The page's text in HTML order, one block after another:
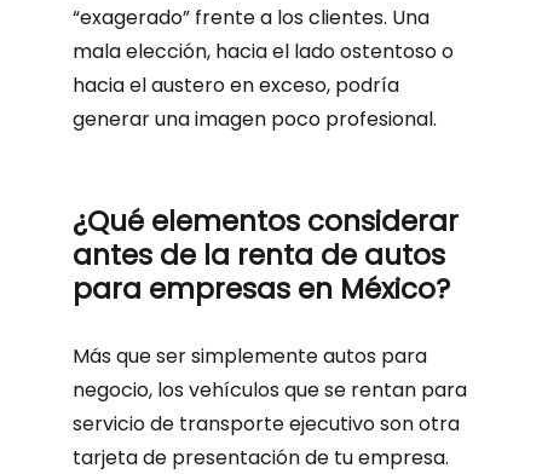
“exagerado” frente a los clientes. Una
mala elección, hacia el lado ostentoso o
hacia el austero en exceso, podría
generar una imagen poco profesional.
¿Qué elementos considerar
antes de la renta de autos
para empresas en México?
Más que ser simplemente autos para
negocio, los vehículos que se rentan para
servicio de transporte ejecutivo son otra
tarjeta de presentación de tu empresa.